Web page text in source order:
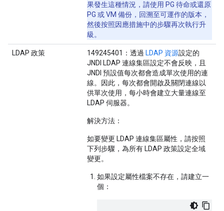
果發生這種情況，請使用 PG 待命或還原
PG 或 VM 備份，回溯至可運作的版本，
然後按照因應措施中的步驟再次執行升
級。
LDAP 政策 149245401：透過 LDAP 資源設定的
JNDI LDAP 連線集區設定不會反映，且
JNDI 預設值每次都會造成單次使用的連
線。因此，每次都會開啟及關閉連線以
供單次使用，每小時會建立大量連線至
LDAP 伺服器。
解決方法：
如要變更 LDAP 連線集區屬性，請按照
下列步驟，為所有 LDAP 政策設定全域
變更。
如果設定屬性檔案不存在，請建立一
個：